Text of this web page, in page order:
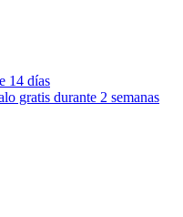
14 días
gratis durante 2 semanas